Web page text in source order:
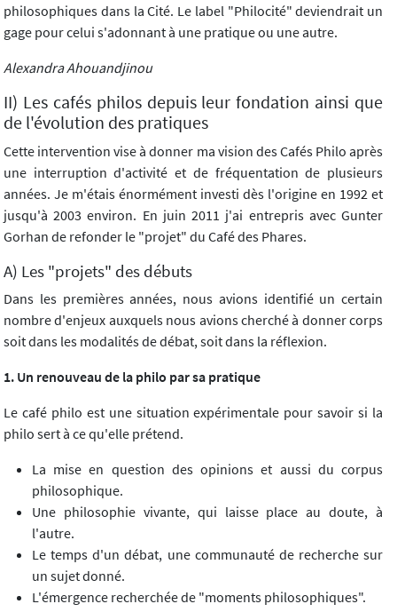
philosophiques dans la Cité. Le label "Philocité" deviendrait un
gage pour celui s'adonnant à une pratique ou une autre.
Alexandra Ahouandjinou
II) Les cafés philos depuis leur fondation ainsi que
de l'évolution des pratiques
Cette intervention vise à donner ma vision des Cafés Philo après
une interruption d'activité et de fréquentation de plusieurs
années. Je m'étais énormément investi dès l'origine en 1992 et
jusqu'à 2003 environ. En juin 2011 j'ai entrepris avec Gunter
Gorhan de refonder le "projet" du Café des Phares.
A) Les "projets" des débuts
Dans les premières années, nous avions identifié un certain
nombre d'enjeux auxquels nous avions cherché à donner corps
soit dans les modalités de débat, soit dans la réflexion.
1. Un renouveau de la philo par sa pratique
Le café philo est une situation expérimentale pour savoir si la
philo sert à ce qu'elle prétend.
La mise en question des opinions et aussi du corpus
philosophique.
Une philosophie vivante, qui laisse place au doute, à
l'autre.
Le temps d'un débat, une communauté de recherche sur
un sujet donné.
L'émergence recherchée de "moments philosophiques".